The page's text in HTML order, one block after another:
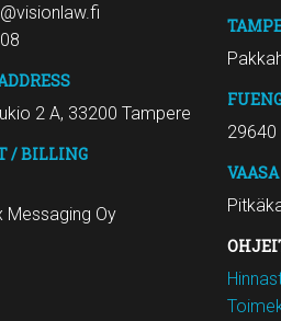
2 A, 33200 Tampere
/ BILLING
Messaging Oy
29640
VAASA